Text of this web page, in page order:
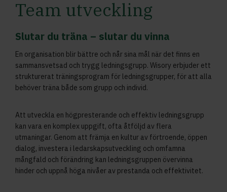
Team utveckling
Slutar du träna – slutar du vinna
En organisation blir bättre och når sina mål när det finns en
sammansvetsad och trygg ledningsgrupp. Wisory erbjuder ett
strukturerat träningsprogram för ledningsgrupper, för att alla
behöver träna både som grupp och individ.
Att utveckla en högpresterande och effektiv ledningsgrupp
kan vara en komplex uppgift, ofta åtföljd av flera
utmaningar. Genom att främja en kultur av förtroende, öppen
dialog, investera i ledarskapsutveckling och omfamna
mångfald och förändring kan ledningsgruppen övervinna
hinder och uppnå höga nivåer av prestanda och effektivitet.